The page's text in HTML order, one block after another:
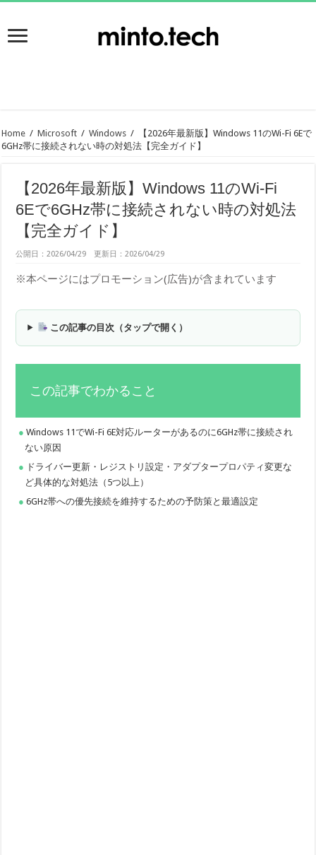
Home / Microsoft / Windows /
【2026年最新版】Windows 11のWi-Fi 6Eで
6GHz帯に接続されない時の対処法【完全ガイド】
【2026年最新版】Windows 11のWi-Fi
6Eで6GHz帯に接続されない時の対処法
【完全ガイド】
公開日：2026/04/29 更新日：2026/04/29
※本ページにはプロモーション(広告)が含まれています
この記事の目次（タップで開く）
この記事でわかること
Windows 11でWi-Fi 6E対応ルーターがあるのに6GHz帯に接続され
ない原因
ドライバー更新・レジストリ設定・アダプタープロパティ変更な
ど具体的な対処法（5つ以上）
6GHz帯への優先接続を維持するための予防策と最適設定